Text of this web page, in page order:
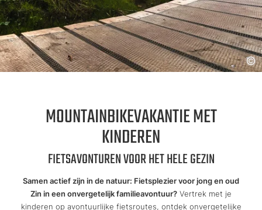
MOUNTAINBIKEVAKANTIE MET
KINDEREN
FIETSAVONTUREN VOOR HET HELE GEZIN
Samen actief zijn in de natuur: Fietsplezier voor jong en oud
Zin in een onvergetelijk familieavontuur? Vertrek met je
kinderen op avontuurlijke fietsroutes, ontdek onvergetelijke